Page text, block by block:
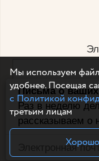
Письма о ваших
Раз в неделю
рассказываем о
Мы используем
удобнее. Посещая
с Политикой
третьим лицам
Хорошо